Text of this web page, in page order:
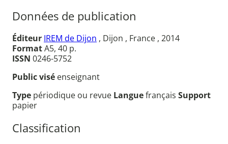
Données de publication
Éditeur IREM de Dijon , Dijon , France , 2014
FormatA5, 40 p.
ISSN 0246-5752
Public visé enseignant
Type périodique ou revue Languefrançais Support
papier
Classification